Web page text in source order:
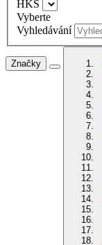
HKS
Vyberte
Vyhledávání
Značky